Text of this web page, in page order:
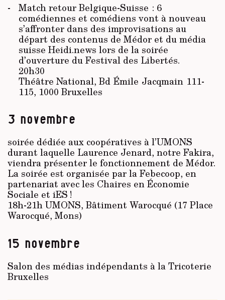
Match retour Belgique-Suisse : 6
comédiennes et comédiens vont à nouveau
s’affronter dans des improvisations au
départ des contenus de Médor et du média
suisse Heidi.news lors de la soirée
d’ouverture du Festival des Libertés.
20h30
Théâtre National, Bd Émile Jacqmain 111-
115, 1000 Bruxelles
3 novembre
soirée dédiée aux coopératives à l’UMONS
durant laquelle Laurence Jenard, notre Fakira,
viendra présenter le fonctionnement de Médor.
La soirée est organisée par la Febecoop, en
partenariat avec les Chaires en Économie
Sociale et iES !
18h-21h UMONS, Bâtiment Warocqué (17 Place
Warocqué, Mons)
15 novembre
Salon des médias indépendants à la Tricoterie
Bruxelles